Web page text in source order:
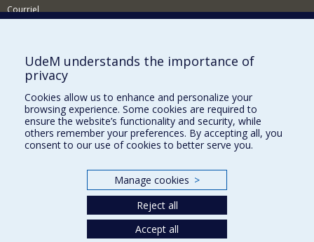
Courriel
Comment soutenir l'École?
BESOIN D'AIDE?
Plan du site
Signaler une erreur
Accessibilité
Nos départements et écoles
UdeM understands the importance of
privacy
Cookies allow us to enhance and personalize your
browsing experience. Some cookies are required to
ensure the website’s functionality and security, while
others remember your preferences. By accepting all, you
consent to our use of cookies to better serve you.
Manage cookies >
Reject all
Accept all